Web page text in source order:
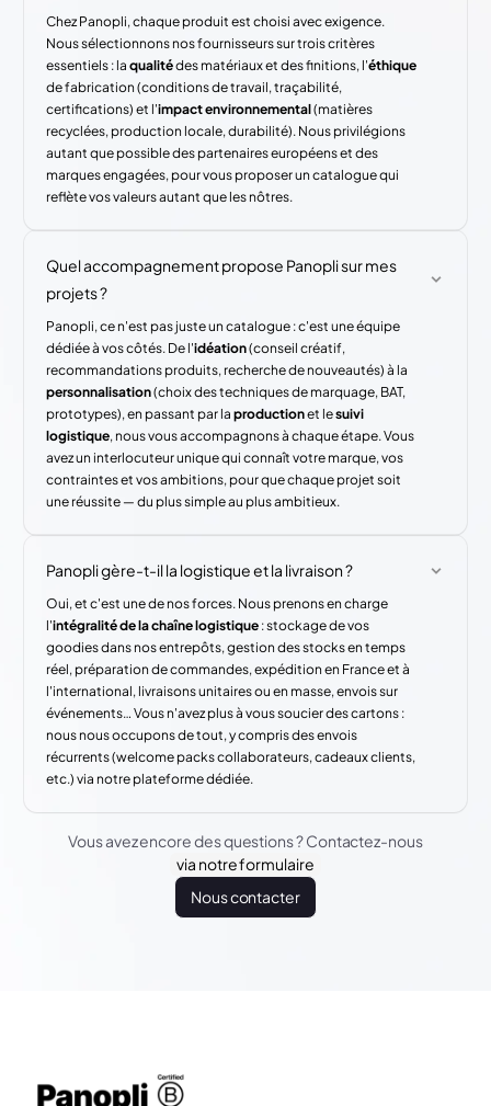
Chez Panopli, chaque produit est choisi avec exigence.
Nous sélectionnons nos fournisseurs sur trois critères
essentiels : laqualitédes matériaux et des finitions, l'éthique
de fabrication (conditions de travail, traçabilité,
certifications) et l'impact environnemental(matières
recyclées, production locale, durabilité). Nous privilégions
autant que possible des partenaires européens et des
marques engagées, pour vous proposer un catalogue qui
reflète vos valeurs autant que les nôtres.
Quel accompagnement propose Panopli sur mes
projets ?
Panopli, ce n'est pas juste un catalogue : c'est une équipe
dédiée à vos côtés. De l'idéation(conseil créatif,
recommandations produits, recherche de nouveautés) à la
personnalisation(choix des techniques de marquage, BAT,
prototypes), en passant par laproductionet lesuivi
logistique, nous vous accompagnons à chaque étape. Vous
avez un interlocuteur unique qui connaît votre marque, vos
contraintes et vos ambitions, pour que chaque projet soit
une réussite — du plus simple au plus ambitieux.
Panopli gère-t-il la logistique et la livraison ?
Oui, et c'est une de nos forces. Nous prenons en charge
l'intégralité de la chaîne logistique : stockage de vos
goodies dans nos entrepôts, gestion des stocks en temps
réel, préparation de commandes, expédition en France et à
l'international, livraisons unitaires ou en masse, envois sur
événements… Vous n'avez plus à vous soucier des cartons :
nous nous occupons de tout, y compris des envois
récurrents (welcome packs collaborateurs, cadeaux clients,
etc.) via notre plateforme dédiée.
Vous avez encore des questions ? Contactez-nous
via notre formulaire
Nous contacter